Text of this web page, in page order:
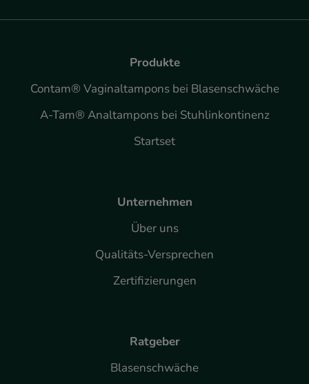
Produkte
Contam® Vaginaltampons bei Blasenschwäche
A-Tam® Analtampons bei Stuhlinkontinenz
Startset
Unternehmen
Über uns
Qualitäts-Versprechen
Zertifizierungen
Ratgeber
Blasenschwäche